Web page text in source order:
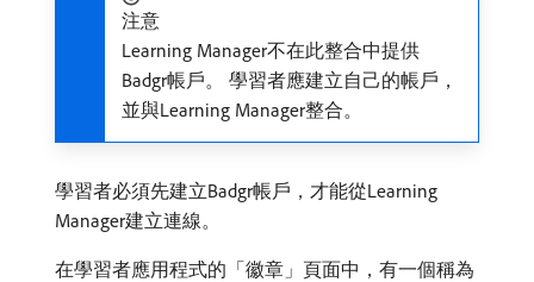
注意
Learning Manager不在此整合中提供
Badgr帳戶。 學習者應建立自己的帳戶，
並與Learning Manager整合。
學習者必須先建立Badgr帳戶，才能從Learning
Manager建立連線。
在學習者應用程式的「徽章」頁面中，有一個稱為